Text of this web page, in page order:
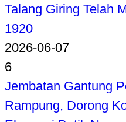
Talang Giring Telah
1920
2026-06-07
6
Jembatan Gantung
Rampung, Dorong